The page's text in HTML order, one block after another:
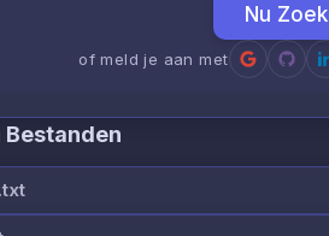
Nu
of meld je aan met